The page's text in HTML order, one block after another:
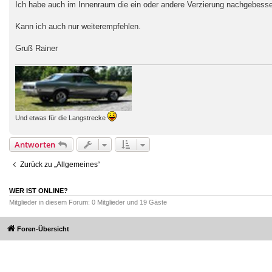
r
Ich habe auch im Innenraum die ein oder andere Verzierung
Kann ich auch nur weiterempfehlen.
Gruß Rainer
Und etwas für die Langstrecke
Antworten
Zurück zu „Allgemeines“
WER IST ONLINE?
Mitglieder in diesem Forum: 0 Mitglieder und 19 Gäste
Foren-Übersicht